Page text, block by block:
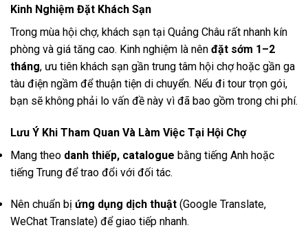
Kinh Nghiệm Đặt Khách Sạn
Trong mùa hội chợ, khách sạn tại Quảng Châu rất nhanh kín
phòng và giá tăng cao. Kinh nghiệm là nên đặt sớm 1–2
tháng, ưu tiên khách sạn gần trung tâm hội chợ hoặc gần ga
tàu điện ngầm để thuận tiện di chuyển. Nếu đi tour trọn gói,
bạn sẽ không phải lo vấn đề này vì đã bao gồm trong chi phí.
Lưu Ý Khi Tham Quan Và Làm Việc Tại Hội Chợ
Mang theo danh thiếp, catalogue bằng tiếng Anh hoặc
tiếng Trung để trao đổi với đối tác.
Nên chuẩn bị ứng dụng dịch thuật (Google Translate,
WeChat Translate) để giao tiếp nhanh.